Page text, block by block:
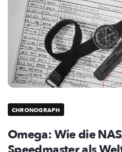
CHRONOGRAPH
Omega: Wie die